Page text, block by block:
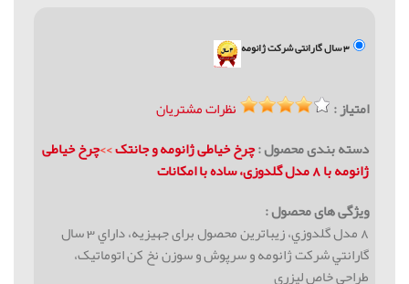
3 سال گارانتی شرکت ژانومه
امتیاز :
نظرات مشتریان
دسته بندی محصول :چرخ خیاطی ژانومه و جانتک>>چرخ خیاطی
ژانومه با 8 مدل گلدوزی، ساده با امكانات
ویژگی های محصول :
8 مدل گلدوزي، زیباترین محصول برای جهیزیه، داراي 3 سال
گارانتي شركت ژانومه و سرپوش و سوزن نخ کن اتوماتیک،
طراحي خاص ليزري